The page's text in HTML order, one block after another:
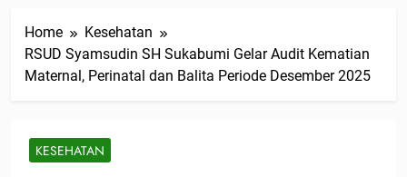
Home
Kesehatan
RSUD Syamsudin SH Sukabumi Gelar Audit Kematian
Maternal, Perinatal dan Balita Periode Desember 2025
KESEHATAN